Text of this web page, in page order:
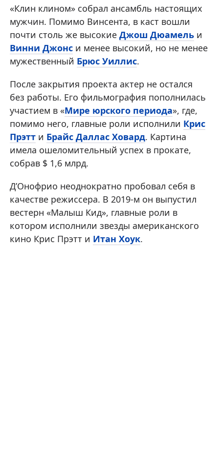
«Клин клином» собрал ансамбль настоящих
мужчин. Помимо Винсента, в каст вошли
почти столь же высокие Джош Дюамель и
Винни Джонс и менее высокий, но не менее
мужественный Брюс Уиллис.
После закрытия проекта актер не остался
без работы. Его фильмография пополнилась
участием в «Мире юрского периода», где,
помимо него, главные роли исполнили Крис
Прэтт и Брайс Даллас Ховард. Картина
имела ошеломительный успех в прокате,
собрав $ 1,6 млрд.
Д’Онофрио неоднократно пробовал себя в
качестве режиссера. В 2019-м он выпустил
вестерн «Малыш Кид», главные роли в
котором исполнили звезды американского
кино Крис Прэтт и Итан Хоук.